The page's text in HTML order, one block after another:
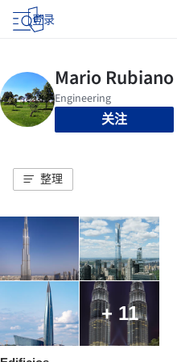
登录
关注
整理
+ 11